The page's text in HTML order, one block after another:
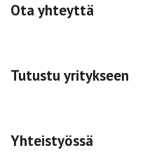
Ota yhteyttä
Tutustu yritykseen
Yhteistyössä